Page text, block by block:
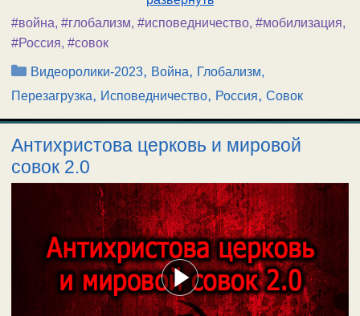
#война, #глобализм, #исповедничество, #мобилизация,
#Россия, #совок
Рубрики
Видеоролики-2023, Война, Глобализм,
Перезагрузка, Исповедничество, Россия, Совок
Антихристова церковь и мировой
совок 2.0